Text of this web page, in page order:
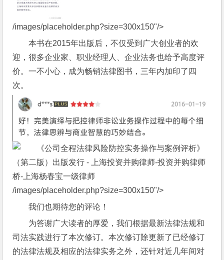
/images/placeholder.php?size=300x150"/>
本书在2015年出版后，不仅受到广大创业者的欢
迎，很多企业家、职业经理人、企业法务也给予高度评
价。一不小心，成为畅销法律图书，三年内加印了四
次。
/images/placeholder.php?size=300x150"/>
我们也期待您的评论！
为答谢广大读者的厚爱，我们根据最新法律法规和
司法实践进行了本次修订。本次修订除更新了已经修订
的法律法规及相应的法律实务之外，还针对近几年间对